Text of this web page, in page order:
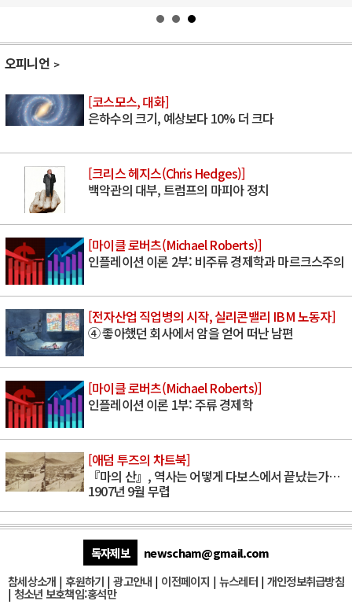
오피니언
[코스모스, 대화]
은하수의 크기, 예상보다 10% 더 크다
[크리스 헤지스(Chris Hedges)]
백악관의 대부, 트럼프의 마피아 정치
[마이클 로버츠(Michael Roberts)]
인플레이션 이론 2부: 비주류 경제학과 마르크스주의
[전자산업 직업병의 시작, 실리콘밸리 IBM 노동자]
④ 좋아했던 회사에서 암을 얻어 떠난 남편
[마이클 로버츠(Michael Roberts)]
인플레이션 이론 1부: 주류 경제학
[애덤 투즈의 차트북]
『마의 산』, 역사는 어떻게 다보스에서 끝났는가…
1907년 9월 무렵
독자제보
newscham@gmail.com
참세상소개 | 후원하기 |광고안내 | 이전페이지 | 뉴스레터| 개인정보취급방침
| 청소년 보호책임:홍석만